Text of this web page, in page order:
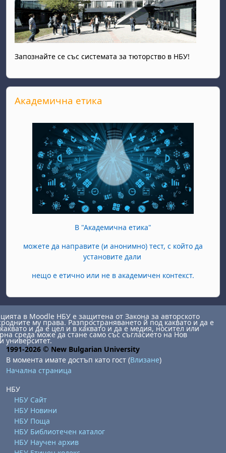
Запознайте се със системата за тюторство в НБУ!
Прескочи Академична етика
Академична етика
В "Академична етика"
можете да направите (и анонимно) тест, с който да
установите дали
нещо е етично или не в академичен контекст.
в Moodle НБУ е защитена от Закона за авторското
му права. Разпространяването й под каквато и да е
и да е цел и в каквато и да е медия, носител или
среда може да стане само със съгласието на Нов
университет.
1991-2026 © New Bulgarian University
В момента имате достъп като гост (Влизане)
Начална страница
НБУ
НБУ Сайт
НБУ Новини
НБУ Поща
НБУ Библиотечен каталог
НБУ Научен архив